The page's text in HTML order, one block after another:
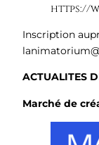
https://
Inscription
ACTUALITES
Marché de